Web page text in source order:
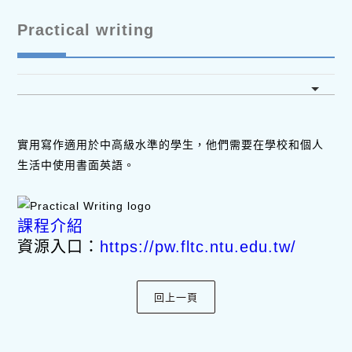
Practical writing
實用寫作適用於中高級水準的學生，他們需要在學校和個人
生活中使用書面英語。
課程介紹
資源入口： https://pw.fltc.ntu.edu.tw/